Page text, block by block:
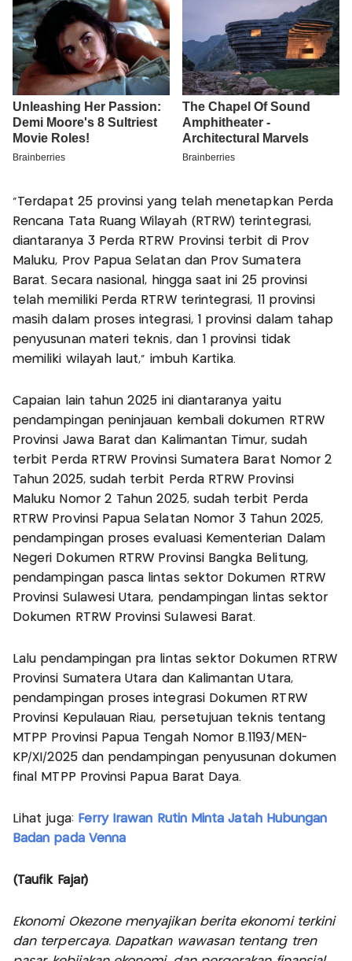
“Terdapat 25 provinsi yang telah menetapkan Perda
Rencana Tata Ruang Wilayah (RTRW) terintegrasi,
diantaranya 3 Perda RTRW Provinsi terbit di Prov
Maluku, Prov Papua Selatan dan Prov Sumatera
Barat. Secara nasional, hingga saat ini 25 provinsi
telah memiliki Perda RTRW terintegrasi, 11 provinsi
masih dalam proses integrasi, 1 provinsi dalam tahap
penyusunan materi teknis, dan 1 provinsi tidak
memiliki wilayah laut,” imbuh Kartika.
Capaian lain tahun 2025 ini diantaranya yaitu
pendampingan peninjauan kembali dokumen RTRW
Provinsi Jawa Barat dan Kalimantan Timur, sudah
terbit Perda RTRW Provinsi Sumatera Barat Nomor 2
Tahun 2025, sudah terbit Perda RTRW Provinsi
Maluku Nomor 2 Tahun 2025, sudah terbit Perda
RTRW Provinsi Papua Selatan Nomor 3 Tahun 2025,
pendampingan proses evaluasi Kementerian Dalam
Negeri Dokumen RTRW Provinsi Bangka Belitung,
pendampingan pasca lintas sektor Dokumen RTRW
Provinsi Sulawesi Utara, pendampingan lintas sektor
Dokumen RTRW Provinsi Sulawesi Barat.
Lalu pendampingan pra lintas sektor Dokumen RTRW
Provinsi Sumatera Utara dan Kalimantan Utara,
pendampingan proses integrasi Dokumen RTRW
Provinsi Kepulauan Riau, persetujuan teknis tentang
MTPP Provinsi Papua Tengah Nomor B.1193/MEN-
KP/XI/2025 dan pendampingan penyusunan dokumen
final MTPP Provinsi Papua Barat Daya.
Lihat juga: Ferry Irawan Rutin Minta Jatah Hubungan
Badan pada Venna
(Taufik Fajar)
Ekonomi Okezone menyajikan berita ekonomi terkini
dan terpercaya. Dapatkan wawasan tentang tren